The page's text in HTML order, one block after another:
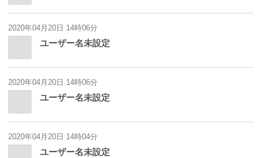
2020年04月20日 14時06分
ユーザー名未設定
2020年04月20日 14時06分
ユーザー名未設定
2020年04月20日 14時04分
ユーザー名未設定